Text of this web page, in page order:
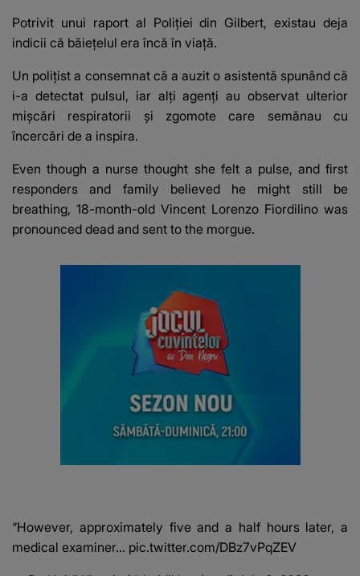
Potrivit unui raport al Poliției din Gilbert, existau deja
indicii că băiețelul era încă în viață.
Un polițist a consemnat că a auzit o asistentă spunând că
i-a detectat pulsul, iar alți agenți au observat ulterior
mișcări respiratorii și zgomote care semănau cu
încercări de a inspira.
Even though a nurse thought she felt a pulse, and first
responders and family believed he might still be
breathing, 18-month-old Vincent Lorenzo Fiordilino was
pronounced dead and sent to the morgue.
“However, approximately five and a half hours later, a
medical examiner… pic.twitter.com/DBz7vPqZEV